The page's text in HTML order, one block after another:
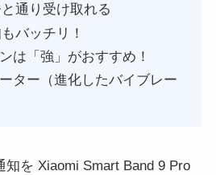
通り受け取れる
バッチリ！
は「強」がおすすめ！
ター（進化したバイブレー
知を Xiaomi Smart Band 9 Pro